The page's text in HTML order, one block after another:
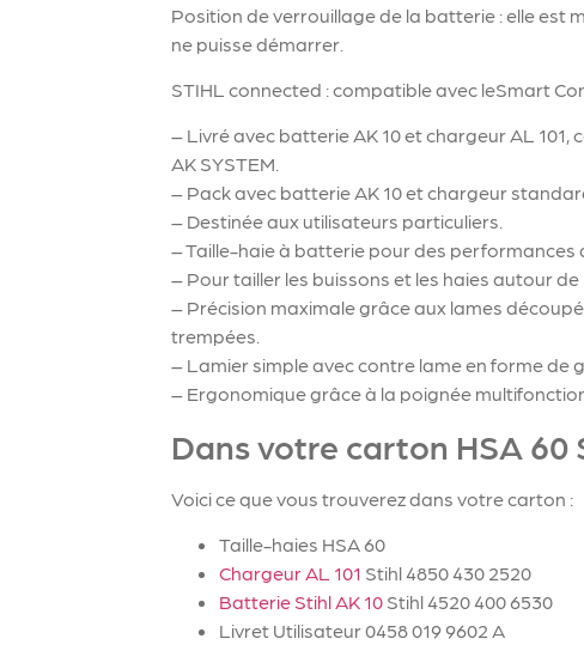
Position de verrouillage de la batterie : elle est
ne puisse démarrer.
STIHL connected : compatible avec leSmart
– Livré avec batterie AK 10 et chargeur AL
AK SYSTEM.
– Pack avec batterie AK 10 et chargeur
– Destinée aux utilisateurs particuliers.
– Taille-haie à batterie pour des performances
– Pour tailler les buissons et les haies autour de
– Précision maximale grâce aux lames
trempées.
– Lamier simple avec contre lame en forme de
– Ergonomique grâce à la poignée
Dans votre carton HSA 60
Voici ce que vous trouverez dans votre carton :
Taille-haies HSA 60
Chargeur AL 101 Stihl 4850 430 2520
Batterie Stihl AK 10 Stihl 4520 400 6530
Livret Utilisateur 0458 019 9602 A